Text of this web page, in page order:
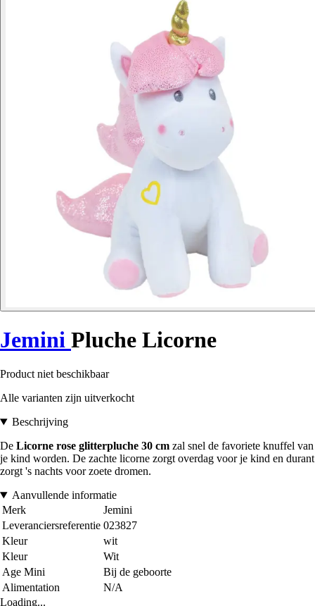
Jemini Pluche Licorne
Product niet beschikbaar
Alle varianten zijn uitverkocht
Beschrijving
De Licorne rose glitterpluche 30 cm zal snel de favoriete knuffel van
je kind worden. De zachte licorne zorgt overdag voor je kind en durant
zorgt 's nachts voor zoete dromen.
Aanvullende informatie
Merk
Jemini
Leveranciersreferentie 023827
Kleur
wit
Kleur
Wit
Age Mini
Bij de geboorte
Alimentation
N/A
Loading...